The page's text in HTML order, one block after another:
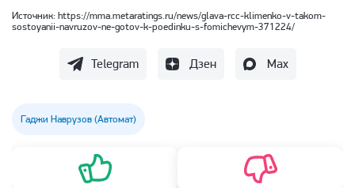
Источник: https://mma.metaratings.ru/news/glava-rcc-klimenko-v-takom-
sostoyanii-navruzov-ne-gotov-k-poedinku-s-fomichevym-371224/
Telegram Дзен Max
Гаджи Наврузов (Автомат)